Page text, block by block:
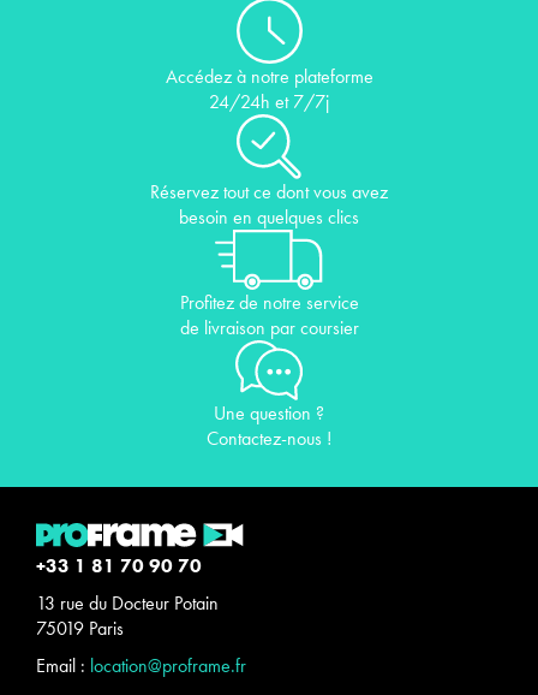
Accédez à notre plateforme
24/24h et 7/7j
Réservez tout ce dont vous avez
besoin en quelques clics
Profitez de notre service
de livraison par coursier
Une question ?
Contactez-nous !
+33 1 81 70 90 70
13 rue du Docteur Potain
75019 Paris
Email : location@proframe.fr